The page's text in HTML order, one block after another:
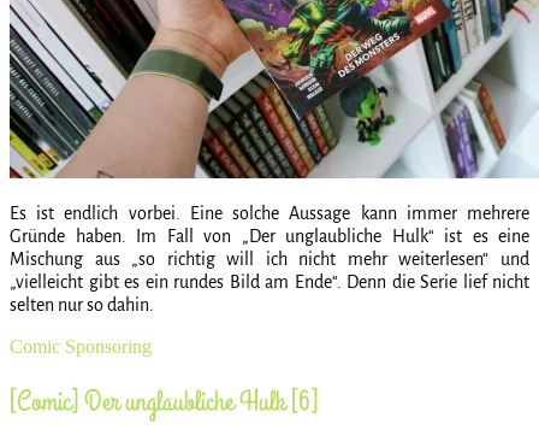
Es ist endlich vorbei. Eine solche Aussage kann immer mehrere
Gründe haben. Im Fall von „Der unglaubliche Hulk“ ist es eine
Mischung aus „so richtig will ich nicht mehr weiterlesen“ und
„vielleicht gibt es ein rundes Bild am Ende“. Denn die Serie lief nicht
selten nur so dahin.
Comic Sponsoring
[Comic] Der unglaubliche Hulk [6]